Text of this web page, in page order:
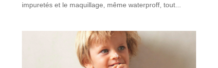
impuretés et le maquillage, même waterproff, tout...